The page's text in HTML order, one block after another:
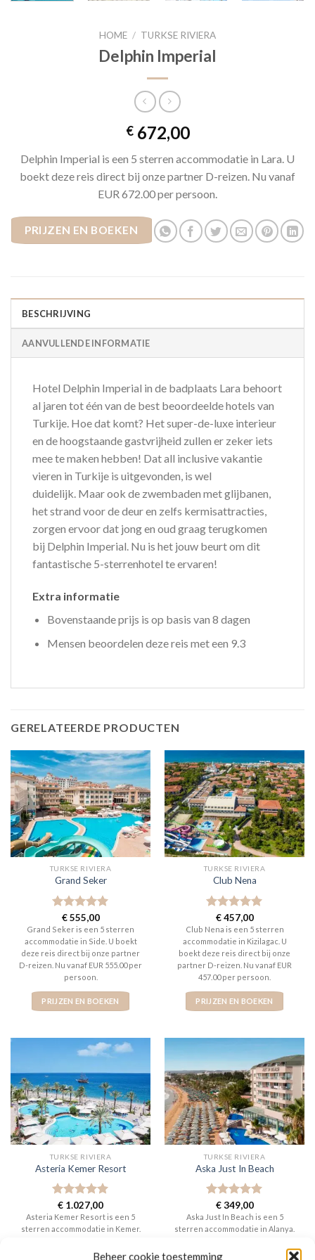
Beheer cookie toestemming
HOME / TURKSE RIVIERA
Delphin Imperial
€672,00
Delphin Imperial is een 5 sterren accommodatie in Lara. U
boekt deze reis direct bij onze partner D-reizen. Nu vanaf
EUR 672.00 per persoon.
PRIJZEN EN BOEKEN
BESCHRIJVING
AANVULLENDE INFORMATIE
Hotel Delphin Imperial in de badplaats Lara behoort
al jaren tot één van de best beoordeelde hotels van
Turkije. Hoe dat komt? Het super-de-luxe interieur
en de hoogstaande gastvrijheid zullen er zeker iets
mee te maken hebben! Dat all inclusive vakantie
vieren in Turkije is uitgevonden, is wel
duidelijk. Maar ook de zwembaden met glijbanen,
het strand voor de deur en zelfs kermisattracties,
zorgen ervoor dat jong en oud graag terugkomen
bij Delphin Imperial. Nu is het jouw beurt om dit
fantastische 5-sterrenhotel te ervaren!
Extra informatie
Bovenstaande prijs is op basis van 8 dagen
Mensen beoordelen deze reis met een 9.3
GERELATEERDE PRODUCTEN
TURKSE RIVIERA
Grand Seker
Gewaardeerd
5uit 5
€555,00
Grand Seker is een 5 sterren
accommodatie in Side. U boekt
deze reis direct bij onze partner
D-reizen. Nu vanaf EUR 555.00 per
persoon.
PRIJZEN EN BOEKEN
TURKSE RIVIERA
Club Nena
Gewaardeerd
5uit 5
€457,00
Club Nena is een 5 sterren
accommodatie in Kizilagac. U
boekt deze reis direct bij onze
partner D-reizen. Nu vanaf EUR
457.00 per persoon.
PRIJZEN EN BOEKEN
TURKSE RIVIERA
Asteria Kemer Resort
Gewaardeerd
5uit 5
€ 1.027,00
Asteria Kemer Resort is een 5
sterren accommodatie in Kemer.
partner D-reizen. Nu vanaf EUR
TURKSE RIVIERA
Aska Just In Beach
Gewaardeerd
5uit 5
€349,00
Aska Just In Beach is een 5
sterren accommodatie in Alanya.
partner D-reizen. Nu vanaf EUR